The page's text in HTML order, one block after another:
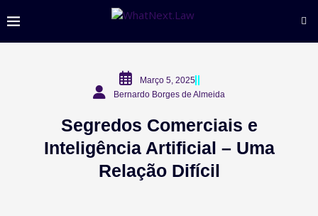
Março 5, 2025
Bernardo Borges de Almeida
Segredos Comerciais e
Inteligência Artificial – Uma
Relação Difícil